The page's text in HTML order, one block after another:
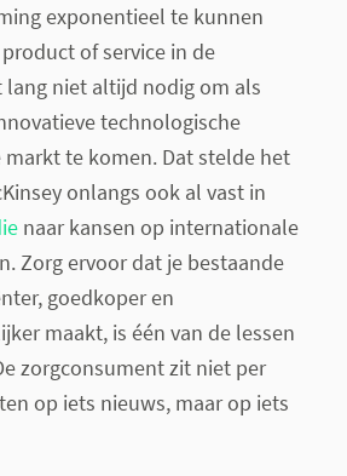
exponentieel te kunnen
of service in de
lang niet altijd nodig om als
technologische
te komen. Dat stelde het
onlangs ook al vast in
naar kansen op internationale
Zorg ervoor dat je bestaande
goedkoper en
maakt, is één van de lessen
zorgconsument zit niet per
op iets nieuws, maar op iets